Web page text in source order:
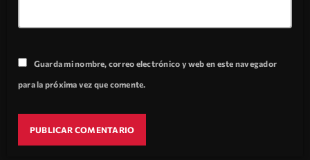
Guarda mi nombre, correo electrónico y web en este navegador
para la próxima vez que comente.